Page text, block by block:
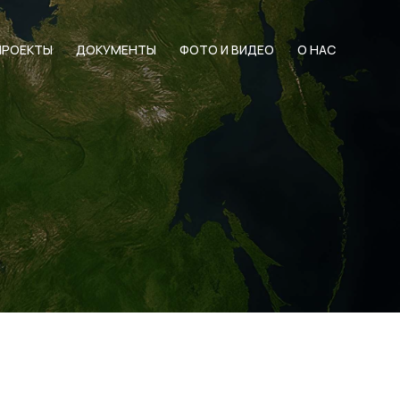
ДОКУМЕНТЫ ФОТО И ВИДЕО О НАС